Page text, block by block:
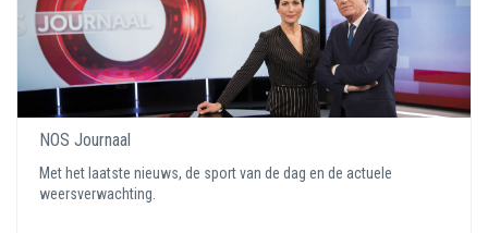
NOS Journaal
Met het laatste nieuws, de sport van de dag en de actuele
weersverwachting.